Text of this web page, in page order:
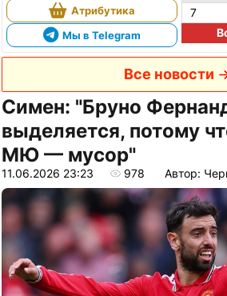
Атрибутика
Мы в Telegram
7
Все новости
Симен: "Бруно
выделяется, потому
МЮ — мусор"
11.06.2026 23:23 978 Автор: